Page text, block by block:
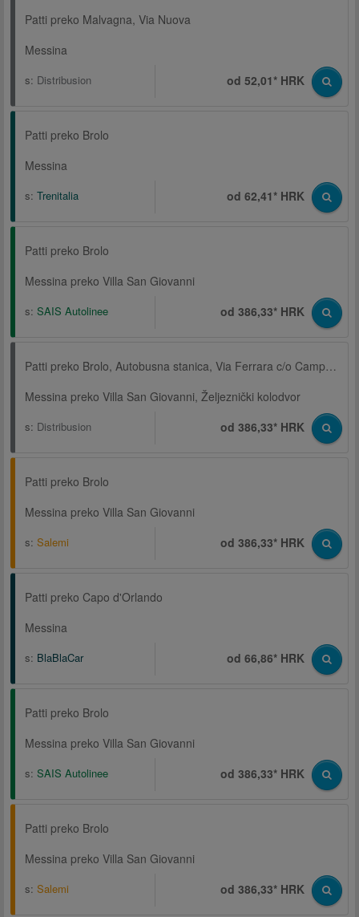
Patti preko Malvagna, Via Nuova
Messina
s: Distribusion od 52,01* HRK
Patti preko Brolo
Messina
s: Trenitalia od 62,41* HRK
Patti preko Brolo
Messina preko Villa San Giovanni
s: SAIS Autolinee od 386,33* HRK
Patti preko Brolo, Autobusna stanica, Via Ferrara c/o Campo sportivo
Messina preko Villa San Giovanni, Željeznički kolodvor
s: Distribusion od 386,33* HRK
Patti preko Brolo
Messina preko Villa San Giovanni
s: Salemi od 386,33* HRK
Patti preko Capo d'Orlando
Messina
s: BlaBlaCar od 66,86* HRK
Patti preko Brolo
Messina preko Villa San Giovanni
s: SAIS Autolinee od 386,33* HRK
Patti preko Brolo
Messina preko Villa San Giovanni
s: Salemi od 386,33* HRK